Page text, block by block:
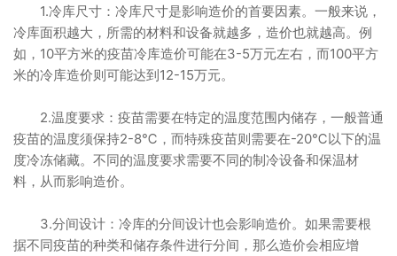
1.冷库尺寸：冷库尺寸是影响造价的首要因素。一般来说，
冷库面积越大，所需的材料和设备就越多，造价也就越高。例
如，10平方米的疫苗冷库造价可能在3-5万元左右，而100平方
米的冷库造价则可能达到12-15万元。
2.温度要求：疫苗需要在特定的温度范围内储存，一般普通
疫苗的温度须保持2-8℃，而特殊疫苗则需要在-20℃以下的温
度冷冻储藏。不同的温度要求需要不同的制冷设备和保温材
料，从而影响造价。
3.分间设计：冷库的分间设计也会影响造价。如果需要根
据不同疫苗的种类和储存条件进行分间，那么造价会相应增